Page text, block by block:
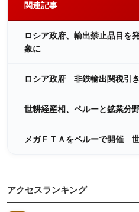
関連記事
ロシア政府、輸出禁止品目
象に
ロシア政府 非鉄輸出関税引
世耕経産相、ペルーと鉱業分
メガＦＴＡをペルーで開催
アクセスランキング